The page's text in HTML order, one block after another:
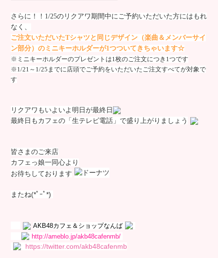
さらに！！1/25のリクアワ期間中にご予約いただいた方にはもれ
なく、
ご注文いただいたTシャツと同じデザイン（楽曲＆メンバーサイ
ン部分）のミニキーホルダーが1つついてきちゃいます☆
※ミニキーホルダーのプレゼントは1枚のご注文につき 1つです
※ 1/21 ～ 1/25 までに店頭でご予約をいただいたご注文すべてが対象で
す
リクアワもいよいよ明日が最終日
最終日もカフェの「生テレビ電話」で盛り上がりましょう
皆さまのご来店
カフェっ娘一同心より
お待ちしております
またね(*ﾟｰﾟ*)
AKB48カフェ＆ショップなんば
http://ameblo.jp/akb48cafenmb/
https://twitter.com/akb48cafenmb